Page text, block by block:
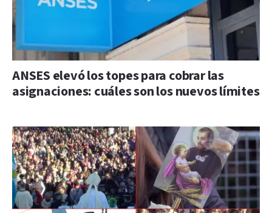
ANSES elevó los topes para cobrar las
asignaciones: cuáles son los nuevos límites